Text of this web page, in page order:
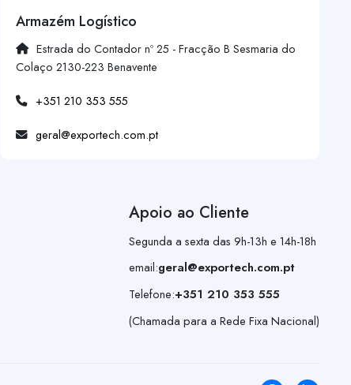
Armazém Logístico
Estrada do Contador nº 25 - Fracção B Sesmaria do
Colaço 2130-223 Benavente
+351 210 353 555
geral@exportech.com.pt
Apoio ao Cliente
Segunda a sexta das 9h-13h e 14h-18h
email:geral@exportech.com.pt
Telefone:+351 210 353 555
(Chamada para a Rede Fixa Nacional)